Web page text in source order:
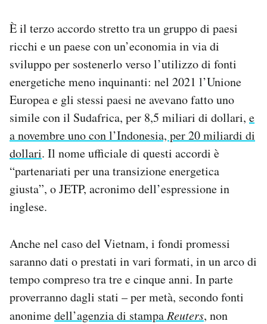
È il terzo accordo stretto tra un gruppo di paesi
ricchi e un paese con un’economia in via di
sviluppo per sostenerlo verso l’utilizzo di fonti
energetiche meno inquinanti: nel 2021 l’Unione
Europea e gli stessi paesi ne avevano fatto uno
simile con il Sudafrica, per 8,5 miliari di dollari, e
a novembre uno con l’Indonesia, per 20 miliardi di
dollari. Il nome ufficiale di questi accordi è
“partenariati per una transizione energetica
giusta”, o JETP, acronimo dell’espressione in
inglese.
Anche nel caso del Vietnam, i fondi promessi
saranno dati o prestati in vari formati, in un arco di
tempo compreso tra tre e cinque anni. In parte
proverranno dagli stati – per metà, secondo fonti
anonimedell’agenzia di stampa Reuters, non